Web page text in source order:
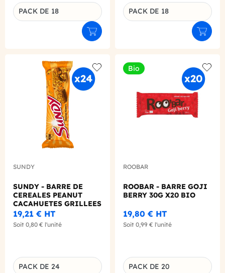
Déclinaison du produit
PACK DE 18
Ajouter au panier
Déclinaison du produit
PACK DE 18
Add to wishlist
SUNDY
SUNDY - BARRE DE
CEREALES PEANUT
CACAHUETES GRILLEES
36G X24
19,21 € HT
Soit 0,80 € l'unité
PACK DE 24
Bio
Add
ROOBAR
ROOBAR - BARRE GOJI
BERRY 30G X20 BIO
19,80 € HT
Soit 0,99 € l'unité
PACK DE 20